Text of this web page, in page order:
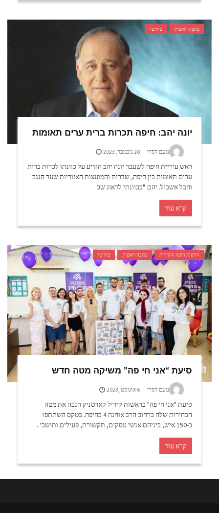
כתבה ראשית פוליטי
יונה יהב: חיפה תכרות ברית ערים תאומות
נועם לסרי 28 נובמבר, 2023
ראש עיריית חיפה לשעבר יונה יהב הודיע על כוונתו לכרות ברית
ערים תאומות בין חיפה, שדרות והמועצות האזוריות שער הנגב
וחבל אשכול. יהב: "בכוונתי לדאוג שכ
קרא עוד
חדשות חיפה והקריות כתבה ראשית פוליטי
סיעת “אני חי פה” משיקה מטה חדש
נועם לסרי 6 אוגוסט, 2023
סיעת "אני חי פה" בראשות קיריל קארטניק חנכה את מטה
הבחירות שלה ברחוב הרב אוחנה 4 בחיפה. בטקס השתתפו
כ-150 איש, ביניהם אנשי עסקים, תקשורת, פעילים ותושבי...
קרא עוד